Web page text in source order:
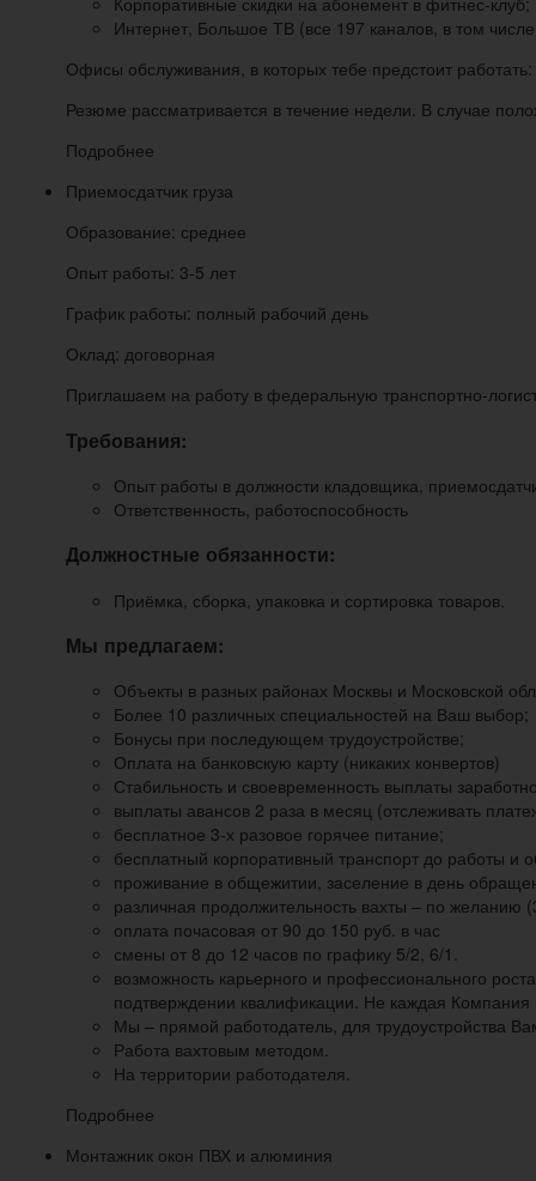
Интернет, Большое ТВ (все 197 каналов, в том
Офисы обслуживания, в которых тебе предстоит
Резюме рассматривается в течение недели. В случае
Подробнее
Приемосдатчик груза
Образование: среднее
Опыт работы: 3-5 лет
График работы: полный рабочий день
Оклад: договорная
Приглашаем на работу в федеральную транспортно-
Требования:
Опыт работы в должности кладовщика,
Ответственность, работоспособность
Должностные обязанности:
Приёмка, сборка, упаковка и сортировка товаров.
Мы предлагаем:
Объекты в разных районах Москвы и Московской
Более 10 различных специальностей на Ваш выбор;
Бонусы при последующем трудоустройстве;
Оплата на банковскую карту (никаких конвертов)
Стабильность и своевременность выплаты
выплаты авансов 2 раза в месяц (отслеживать
бесплатное 3-х разовое горячее питание;
бесплатный корпоративный транспорт до работы
проживание в общежитии, заселение в день
различная продолжительность вахты – по желанию
оплата почасовая от 90 до 150 руб. в час
смены от 8 до 12 часов по графику 5/2, 6/1.
возможность карьерного и профессионального
подтверждении квалификации. Не каждая Компания
Мы – прямой работодатель, для трудоустройства
Работа вахтовым методом.
На территории работодателя.
Подробнее
Монтажник окон ПВХ и алюминия